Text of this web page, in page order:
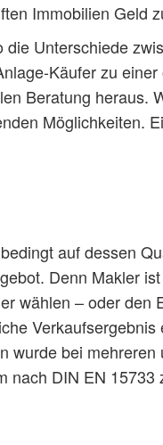
Immobilien Geld
Unterschiede
Käufer zu
Beratung heraus.
Möglichkeiten.
auf dessen
Denn Makler
wählen – oder den
Verkaufsergebnis
wurde bei mehreren
nach DIN EN 15733